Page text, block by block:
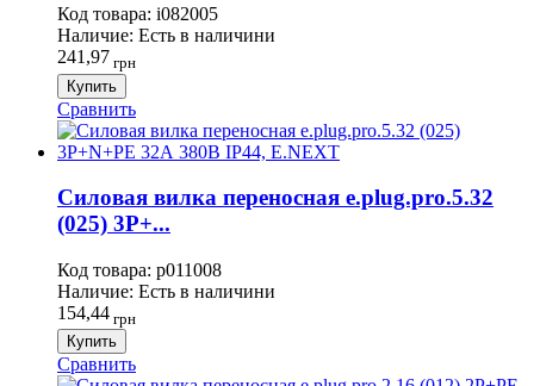
Код товара: i082005
Наличие: Есть в наличини
241,97 грн
Купить
Сравнить
Силовая вилка переносная e.plug.pro.5.32
(025) 3P+...
Код товара: p011008
Наличие: Есть в наличини
154,44 грн
Купить
Сравнить